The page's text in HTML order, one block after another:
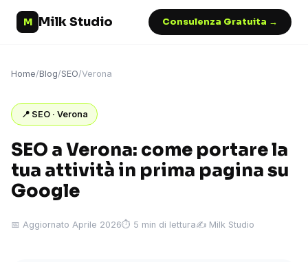
M Milk Studio Consulenza Gratuita →
Home/Blog/SEO/Verona
📍 SEO · Verona
SEO a Verona: come portare la
tua attività in prima pagina su
Google
📅 Aggiornato Aprile 2026⏱ 5 min di lettura✍️ Milk Studio